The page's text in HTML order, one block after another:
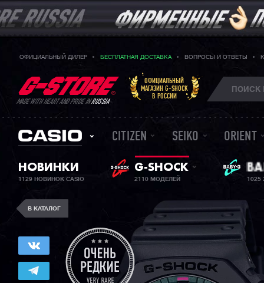
ОФИЦИАЛЬНЫЙ ДИЛЕР БЕСПЛАТНАЯ ДОСТАВКА ВОПРОСЫ И ОТВЕТЫ
MADE WITH HEART AND PRIDE INRUSSIA
ОФИЦИАЛЬНЫЙ
МАГАЗИН G-SHOCK
В РОССИИ
CITIZEN SEIKO ORIENT
НОВИНКИ
1129 НОВИНОК CASIO
G-SHOCK
2110 МОДЕЛЕЙ
В КАТАЛОГ